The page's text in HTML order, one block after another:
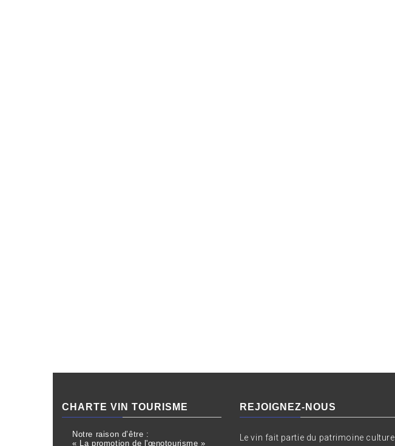
CHARTE VIN TOURISME
Notre raison d’être :
« La promotion de l'œnotourisme »
REJOIGNEZ-NOUS
Le vin fait partie du patrimoine culturel